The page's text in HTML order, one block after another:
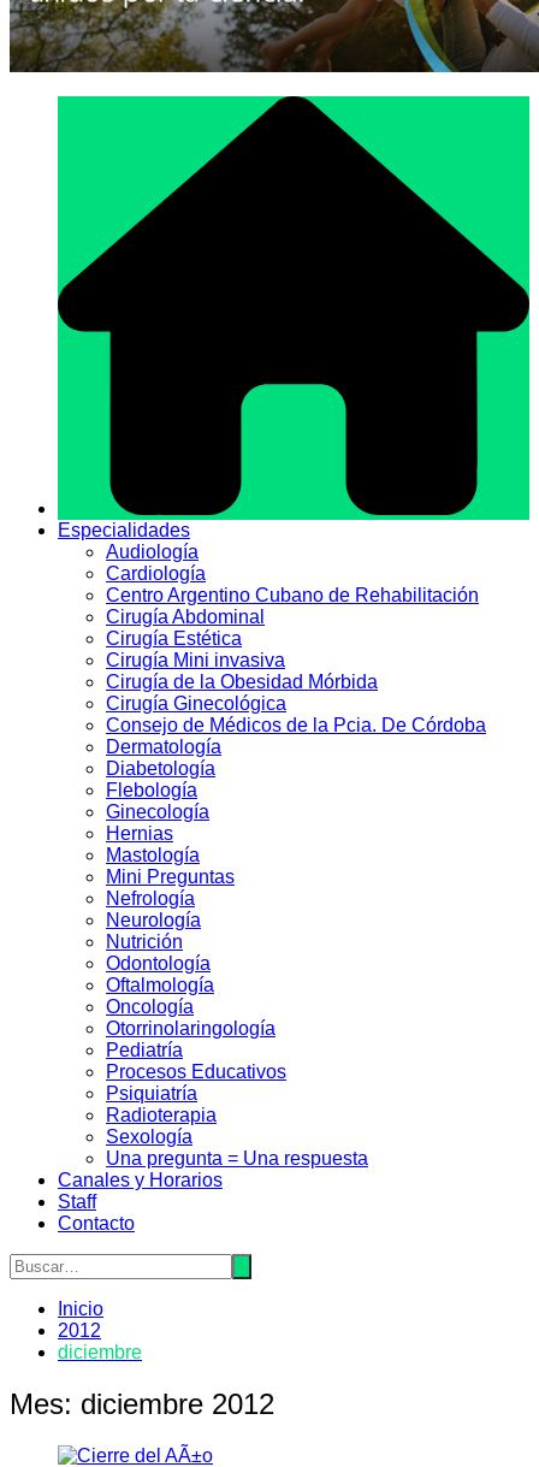
Especialidades
Audiologí­a
Cardiología
Centro Argentino Cubano de Rehabilitación
Cirugía Abdominal
Cirugía Estética
Cirugía Mini invasiva
Cirugí­a de la Obesidad Mórbida
Cirugí­a Ginecológica
Consejo de Médicos de la Pcia. De Córdoba
Dermatologí­a
Diabetologí­a
Flebología
Ginecologí­a
Hernias
Mastología
Mini Preguntas
Nefrologí­a
Neurología
Nutrición
Odontologí­a
Oftalmologí­a
Oncología
Otorrinolaringologí­a
Pediatría
Procesos Educativos
Psiquiatrí­a
Radioterapia
Sexologí­a
Una pregunta = Una respuesta
Canales y Horarios
Staff
Contacto
Inicio
2012
diciembre
Mes: diciembre 2012